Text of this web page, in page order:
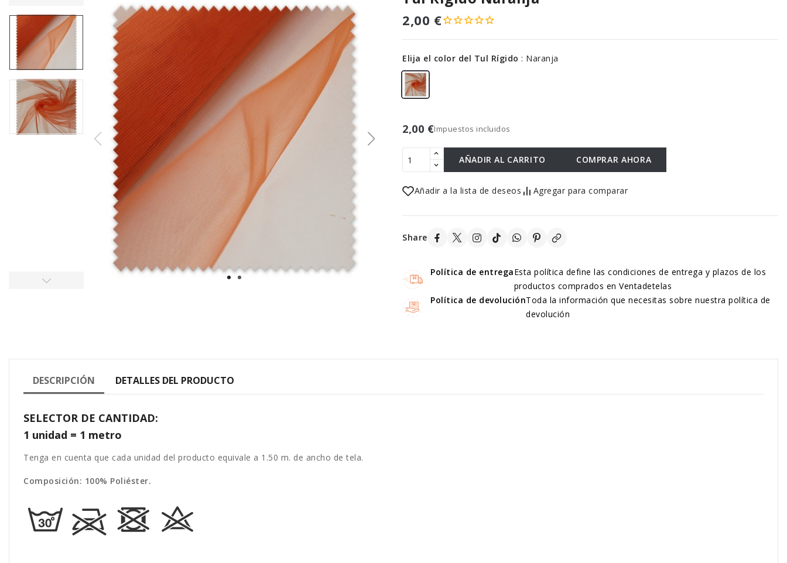
2,00 €
Elija el color del Tul Rígido : Naranja
2,00 €Impuestos incluidos
AÑADIR AL CARRITO COMPRAR AHORA
Añadir a la lista de deseos Agregar para comparar
Share
Política de entregaEsta política define las condiciones de entrega y plazos de los
productos comprados en Ventadetelas
Política de devoluciónToda la información que necesitas sobre nuestra política de
devolución
DESCRIPCIÓN DETALLES DEL PRODUCTO
SELECTOR DE CANTIDAD:
1 unidad = 1 metro
Tenga en cuenta que cada unidad del producto equivale a 1.50 m. de ancho de tela.
Composición: 100% Poliéster.